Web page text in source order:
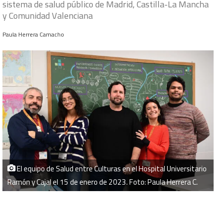
sistema de salud público de Madrid, Castilla-La Mancha
y Comunidad Valenciana
Paula Herrera Camacho
El equipo de Salud entre Culturas en el Hospital Universitario
Ramón y Cajal el 15 de enero de 2023. Foto: Paula Herrera C.